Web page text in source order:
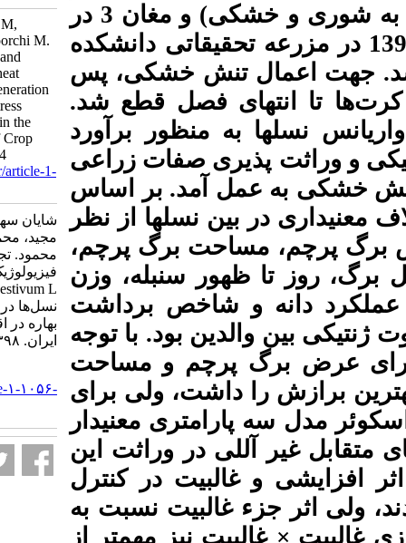
تلاقی دو رقم ارگ (والد متحمل به شوری و خشکی) و مغان 3 در
مزرعه تحقیقاتی دانشکده
خشکی، پس
فصل قطع شد.
منظور برآورد
صفات زراعی
آمد. بر اساس
نسل­ها از نظر
برگ پرچم،
سنبله، وزن
شاخص برداشت
بود. با توجه
و مساحت
ولی برای
معنی­دار
وراثت این
در کنترل
نسبت به
نیز مهم­تر از
Shayan S, Moghaddam Vahed M,
Norouzi M, Mohammadi S, Toorchi M.
Genetic analysis of agronomic and
physiological traits of bread wheat
(Triticum aestivum L.) using generation
mean analysis under drought stress
conditions and spring planting in the
cold climate. Iranian Journal of Crop
Sciences. 2019; 21 (3) :210-224
URL:http://agrobreedjournal.ir/article-1-
شایان سهیلا، مقدم واحد محمد، نورزی
مجید، محمدی سید ابوالقاسم، تورچی
محمود. تجزیه ژنتیکی صفات زراعی و
فیزیولوژیک گندم نان (.Triticum
aestivum L) با استفاده از تجزیه میانگین
نسل‌ها در شرایط تنش خشکی و کشت
بهاره در اقلیم سرد. نشریه علوم زراعی
ایران. ۱۳۹۸; ۲۱ (۳) :۲۱۰-۲۲۴
http://agrobreedjournal.ir/article-۱-۱۰۵۶-